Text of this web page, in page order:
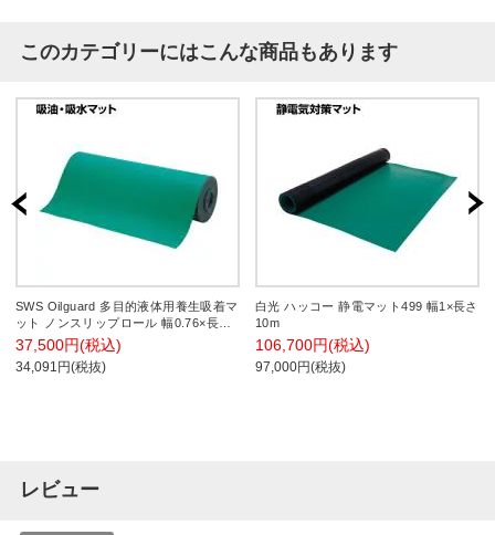
このカテゴリーにはこんな商品もあります
SWS Oilguard 多目的液体用養生吸着マ
ット ノンスリップロール 幅0.76×長さ
20m RG-9280
37,500円(税込)
34,091円(税抜)
白光 ハッコー 静電マット499 幅1×長さ
10m
106,700円(税込)
97,000円(税抜)
レビュー